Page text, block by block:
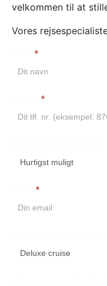
velkommen til at
Vores
Booking
*
*
*